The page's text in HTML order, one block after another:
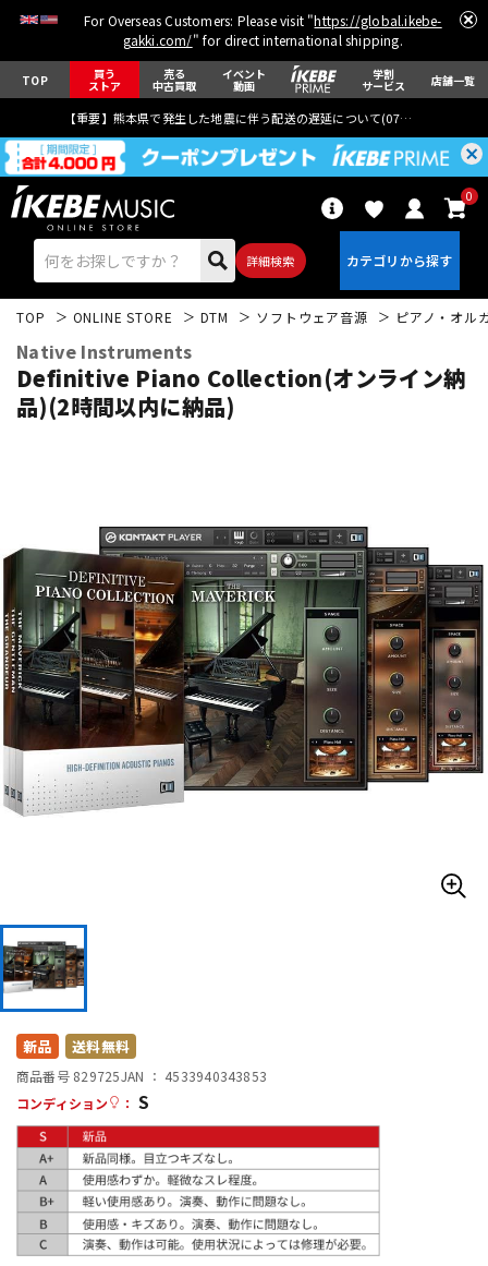
For Overseas Customers: Please visit "https://global.ikebe-
gakki.com/" for direct international shipping.
TOP 買う
ストア
売る
中古買取
イベント
動画
学割
サービス 店舗一覧
【重要】熊本県で発生した地震に伴う配送の遅延について(07月29日
詳細検索
0
ドラム パーカッション
キーボード 電子ピアノ
その他楽器
配信/ライブ機器
中古 ヴィンテージ
TOP ONLINE STORE DTM ソフトウェア音源 ピアノ・オル
Native Instruments
Definitive Piano Collection(オンライン納
品)(2時間以内に納品)
新品 送料無料
商品番号 829725JAN ： 4533940343853
コンディション
： S